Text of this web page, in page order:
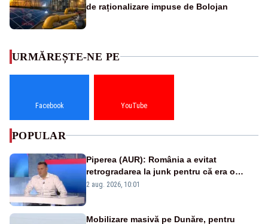
de raționalizare impuse de Bolojan
URMĂREȘTE-NE PE
Facebook YouTube
POPULAR
Piperea (AUR): România a evitat
retrogradarea la junk pentru că era o
catastrofă pentru bănci și fondurile de
2 aug. 2026, 10:01
Mobilizare masivă pe Dunăre, pentru